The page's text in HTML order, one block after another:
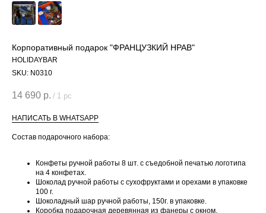
Корпоративный подарок "ФРАНЦУЗКИЙ НРАВ"
HOLIDAYBAR
SKU: N0310
14 690 р. / 1 pc
НАПИСАТЬ В WHATSAPP
Состав подарочного набора:
Конфеты ручной работы 8 шт. с съедобной печатью логотипа
на 4 конфетах.
Шоколад ручной работы с сухофруктами и орехами в упаковке
100 г.
Шоколадный шар ручной работы, 150г. в упаковке.
Коробка подарочная деревянная из фанеры с окном,
ВАМ ТАКЖЕ
ПОНРАВИТСЯ